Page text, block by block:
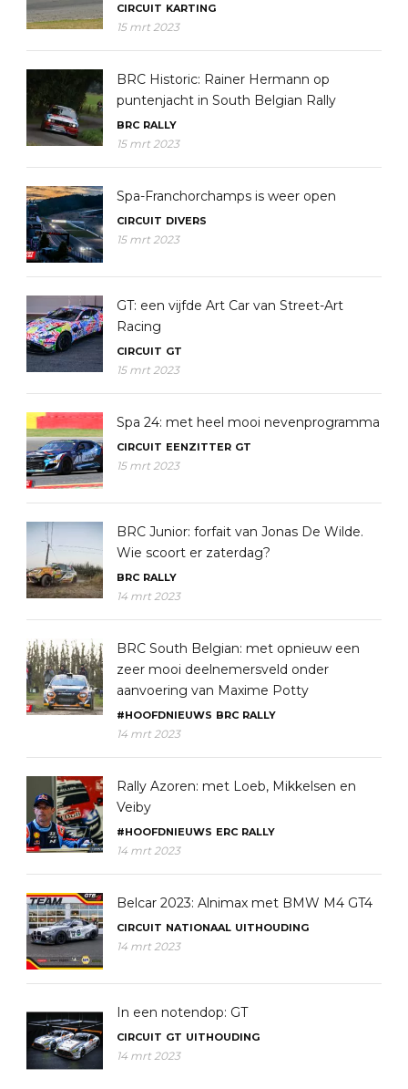
CIRCUIT KARTING
15 mrt 2023
BRC Historic: Rainer Hermann op
puntenjacht in South Belgian Rally
BRC RALLY
15 mrt 2023
Spa-Franchorchamps is weer open
CIRCUIT DIVERS
15 mrt 2023
GT: een vijfde Art Car van Street-Art
Racing
CIRCUIT GT
15 mrt 2023
Spa 24: met heel mooi nevenprogramma
CIRCUIT EENZITTER GT
15 mrt 2023
BRC Junior: forfait van Jonas De Wilde.
Wie scoort er zaterdag?
BRC RALLY
14 mrt 2023
BRC South Belgian: met opnieuw een
zeer mooi deelnemersveld onder
aanvoering van Maxime Potty
#HOOFDNIEUWS BRC RALLY
14 mrt 2023
Rally Azoren: met Loeb, Mikkelsen en
Veiby
#HOOFDNIEUWS ERC RALLY
14 mrt 2023
Belcar 2023: Alnimax met BMW M4 GT4
CIRCUIT NATIONAAL UITHOUDING
14 mrt 2023
In een notendop: GT
CIRCUIT GT UITHOUDING
14 mrt 2023